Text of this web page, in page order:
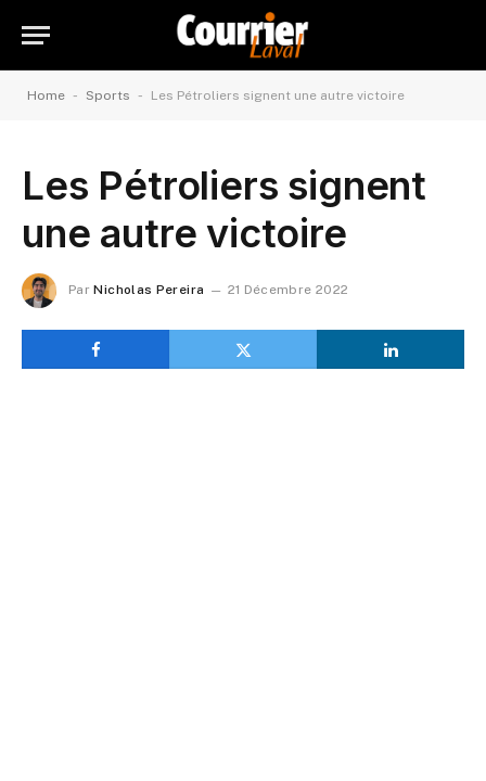
Home - Sports - Les Pétroliers signent une autre victoire
Les Pétroliers signent
une autre victoire
Par Nicholas Pereira 21 Décembre 2022